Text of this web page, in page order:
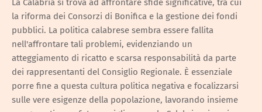
La Calabria si trova ad affrontare sfide significative, tra cui
la riforma dei Consorzi di Bonifica e la gestione dei fondi
pubblici. La politica calabrese sembra essere fallita
nell'affrontare tali problemi, evidenziando un
atteggiamento di ricatto e scarsa responsabilità da parte
dei rappresentanti del Consiglio Regionale. È essenziale
porre fine a questa cultura politica negativa e focalizzarsi
sulle vere esigenze della popolazione, lavorando insieme